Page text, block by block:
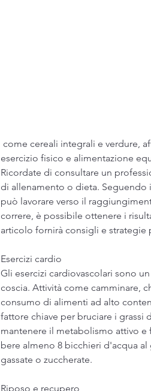
esercizio fisico e alimentazione
Ricordate di consultare un
di allenamento o dieta.
può lavorare verso il
correre, è possibile ottenere i
articolo fornirà consigli e
Esercizi cardio
Gli esercizi cardiovascolari sono
coscia. Attività come camminare,
consumo di alimenti ad alto
fattore chiave per bruciare i grassi
mantenere il metabolismo attivo e
bere almeno 8 bicchieri d'acqua
gassate o zuccherate.
Riposo e recupero